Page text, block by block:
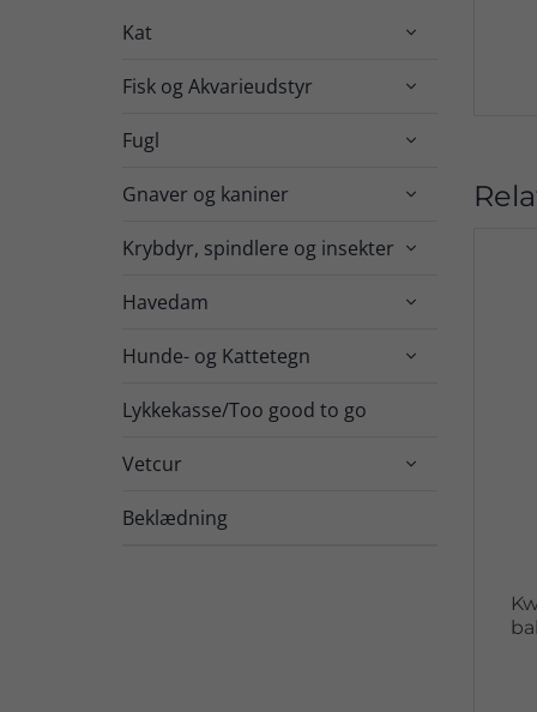
Kat 
Fisk og Akvarieudstyr 
Fugl 
Gnaver og kaniner 
Krybdyr, spindlere og insekter 
Havedam 
Hunde- og Kattetegn 
Lykkekasse/Too good to go
Vetcur 
Beklædning